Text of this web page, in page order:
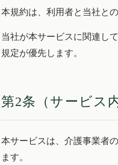
本規約は、利用者と当社と
当社が本サービスに関連し
規定が優先します。
第2条（サービス
本サービスは、介護事業者
ます。